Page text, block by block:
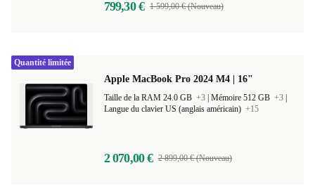
799,30 € 1 599,00 € (Nouveau)
Apple MacBook Pro 2024 M4 | 16"
Taille de la RAM 24.0 GB +3 Mémoire 512 GB +3
Langue du clavier US (anglais américain) +15
2 070,00 € 2 899,00 € (Nouveau)
Quantité limitée